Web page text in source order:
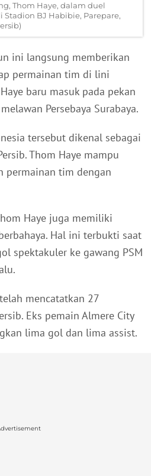
Thom Haye, dalam duel
Stadion BJ Habibie, Parepare,
ini langsung memberikan
permainan tim di lini
baru masuk pada pekan
Persebaya Surabaya.
tersebut dikenal sebagai
Thom Haye mampu
permainan tim dengan
Haye juga memiliki
Hal ini terbukti saat
spektakuler ke gawang PSM
mencatatkan 27
Eks pemain Almere City
lima gol dan lima assist.